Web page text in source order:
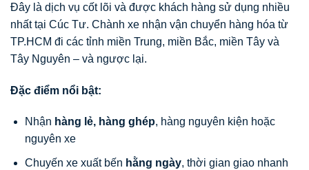
Đây là dịch vụ cốt lõi và được khách hàng sử dụng nhiều
nhất tại Cúc Tư. Chành xe nhận vận chuyển hàng hóa từ
TP.HCM đi các tỉnh miền Trung, miền Bắc, miền Tây và
Tây Nguyên – và ngược lại.
Đặc điểm nổi bật:
Nhận hàng lẻ, hàng ghép, hàng nguyên kiện hoặc
nguyên xe
Chuyến xe xuất bến hằng ngày, thời gian giao nhanh